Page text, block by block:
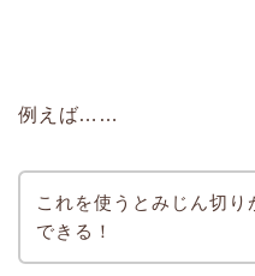
例えば……
これを使うとみじん切り
できる！